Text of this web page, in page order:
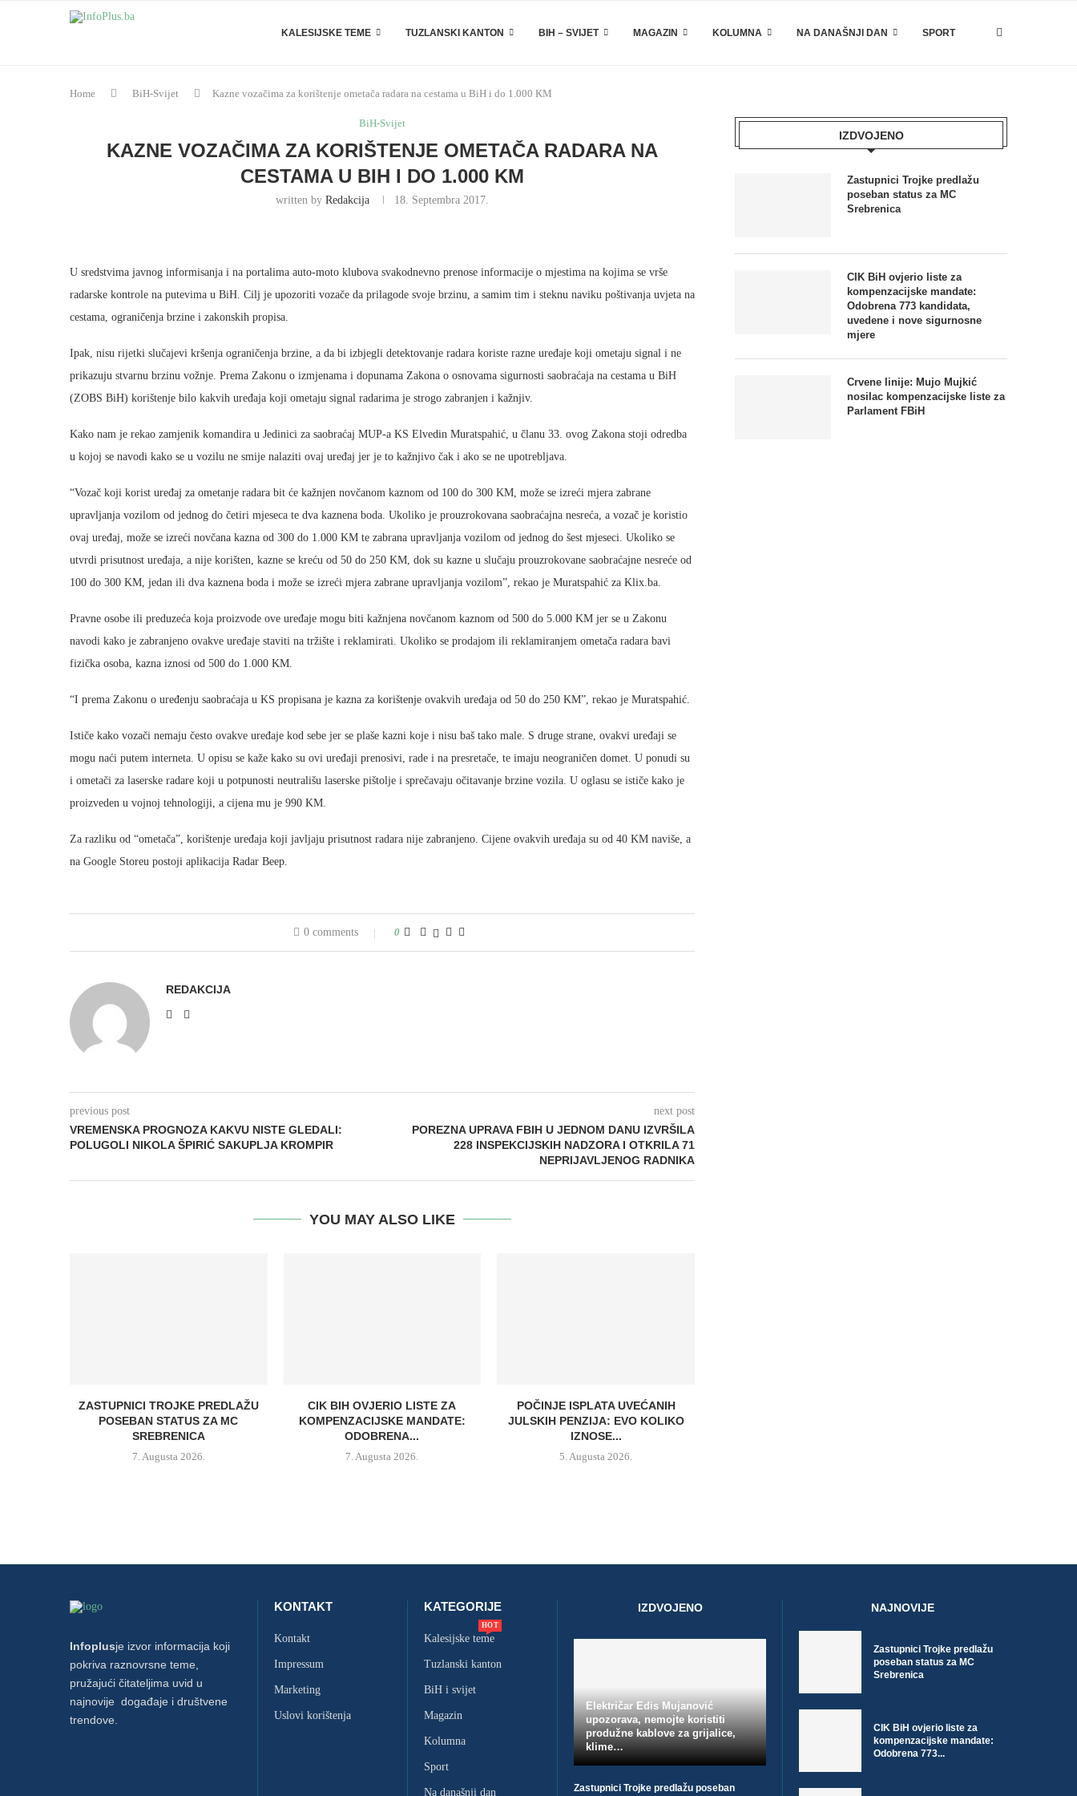
KALESIJSKE TEME TUZLANSKI KANTON BIH – SVIJET MAGAZIN KOLUMNA NA DANAŠNJI DAN SPORT
Home BiH-Svijet Kazne vozačima za korištenje ometača radara na cestama u BiH i do 1.000 KM
BiH-Svijet
KAZNE VOZAČIMA ZA KORIŠTENJE OMETAČA RADARA NA
CESTAMA U BIH I DO 1.000 KM
written by Redakcija 18. Septembra 2017.
U sredstvima javnog informisanja i na portalima auto-moto klubova svakodnevno prenose informacije o mjestima na kojima se vrše
radarske kontrole na putevima u BiH. Cilj je upozoriti vozače da prilagode svoje brzinu, a samim tim i steknu naviku poštivanja uvjeta na
cestama, ograničenja brzine i zakonskih propisa.
Ipak, nisu rijetki slučajevi kršenja ograničenja brzine, a da bi izbjegli detektovanje radara koriste razne uređaje koji ometaju signal i ne
prikazuju stvarnu brzinu vožnje. Prema Zakonu o izmjenama i dopunama Zakona o osnovama sigurnosti saobraćaja na cestama u BiH
(ZOBS BiH) korištenje bilo kakvih uređaja koji ometaju signal radarima je strogo zabranjen i kažnjiv.
Kako nam je rekao zamjenik komandira u Jedinici za saobraćaj MUP-a KS Elvedin Muratspahić, u članu 33. ovog Zakona stoji odredba
u kojoj se navodi kako se u vozilu ne smije nalaziti ovaj uređaj jer je to kažnjivo čak i ako se ne upotrebljava.
“Vozač koji korist uređaj za ometanje radara bit će kažnjen novčanom kaznom od 100 do 300 KM, može se izreći mjera zabrane
upravljanja vozilom od jednog do četiri mjeseca te dva kaznena boda. Ukoliko je prouzrokovana saobraćajna nesreća, a vozač je koristio
ovaj uređaj, može se izreći novčana kazna od 300 do 1.000 KM te zabrana upravljanja vozilom od jednog do šest mjeseci. Ukoliko se
utvrdi prisutnost uređaja, a nije korišten, kazne se kreću od 50 do 250 KM, dok su kazne u slučaju prouzrokovane saobraćajne nesreće od
100 do 300 KM, jedan ili dva kaznena boda i može se izreći mjera zabrane upravljanja vozilom”, rekao je Muratspahić za Klix.ba.
Pravne osobe ili preduzeća koja proizvode ove uređaje mogu biti kažnjena novčanom kaznom od 500 do 5.000 KM jer se u Zakonu
navodi kako je zabranjeno ovakve uređaje staviti na tržište i reklamirati. Ukoliko se prodajom ili reklamiranjem ometača radara bavi
fizička osoba, kazna iznosi od 500 do 1.000 KM.
“I prema Zakonu o uređenju saobraćaja u KS propisana je kazna za korištenje ovakvih uređaja od 50 do 250 KM”, rekao je Muratspahić.
Ističe kako vozači nemaju često ovakve uređaje kod sebe jer se plaše kazni koje i nisu baš tako male. S druge strane, ovakvi uređaji se
mogu naći putem interneta. U opisu se kaže kako su ovi uređaji prenosivi, rade i na presretače, te imaju neograničen domet. U ponudi su
i ometači za laserske radare koji u potpunosti neutrališu laserske pištolje i sprečavaju očitavanje brzine vozila. U oglasu se ističe kako je
proizveden u vojnoj tehnologiji, a cijena mu je 990 KM.
Za razliku od “ometača”, korištenje uređaja koji javljaju prisutnost radara nije zabranjeno. Cijene ovakvih uređaja su od 40 KM naviše, a
na Google Storeu postoji aplikacija Radar Beep.
0 comments 0
REDAKCIJA
previous post
VREMENSKA PROGNOZA KAKVU NISTE GLEDALI:
POLUGOLI NIKOLA ŠPIRIĆ SAKUPLJA KROMPIR
next post
POREZNA UPRAVA FBIH U JEDNOM DANU IZVRŠILA
228 INSPEKCIJSKIH NADZORA I OTKRILA 71
NEPRIJAVLJENOG RADNIKA
YOU MAY ALSO LIKE
ZASTUPNICI TROJKE PREDLAŽU
POSEBAN STATUS ZA MC
SREBRENICA
7. Augusta 2026.
CIK BIH OVJERIO LISTE ZA
KOMPENZACIJSKE MANDATE:
ODOBRENA...
7. Augusta 2026.
POČINJE ISPLATA UVEĆANIH
JULSKIH PENZIJA: EVO KOLIKO
IZNOSE...
5. Augusta 2026.
IZDVOJENO
Zastupnici Trojke predlažu
poseban status za MC
Srebrenica
CIK BiH ovjerio liste za
kompenzacijske mandate:
Odobrena 773 kandidata,
uvedene i nove sigurnosne
mjere
Crvene linije: Mujo Mujkić
nosilac kompenzacijske liste za
Parlament FBiH
Infoplusje izvor informacija koji
pokriva raznovrsne teme,
pružajući čitateljima uvid u
najnovije događaje i društvene
trendove.
KONTAKT
Kontakt
Impressum
Marketing
Uslovi korištenja
KATEGORIJE
Kalesijske teme
HOT
Tuzlanski kanton
BiH i svijet
Magazin
Kolumna
Sport
Na današnji dan
IZDVOJENO
Električar Edis Mujanović
upozorava, nemojte koristiti
produžne kablove za grijalice,
klime…
Zastupnici Trojke predlažu poseban
NAJNOVIJE
Zastupnici Trojke predlažu
poseban status za MC
Srebrenica
CIK BiH ovjerio liste za
kompenzacijske mandate:
Odobrena 773...